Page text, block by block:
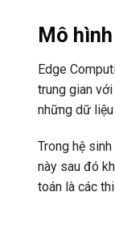
Mô
Edge
trung gian
những dữ
Trong hệ
này sau đó
toán là các